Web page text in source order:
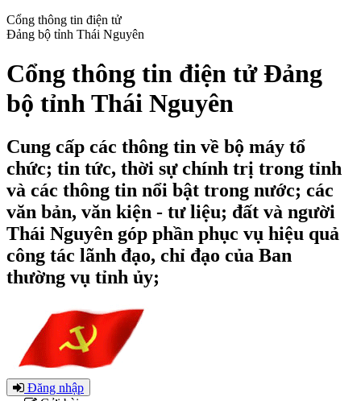
Cổng thông tin điện tử
Đảng bộ tỉnh Thái Nguyên
Cổng thông tin điện tử Đảng
bộ tỉnh Thái Nguyên
Cung cấp các thông tin về bộ máy tổ
chức; tin tức, thời sự chính trị trong tỉnh
và các thông tin nổi bật trong nước; các
văn bản, văn kiện - tư liệu; đất và người
Thái Nguyên góp phần phục vụ hiệu quả
công tác lãnh đạo, chỉ đạo của Ban
thường vụ tỉnh ủy;
Đăng nhập